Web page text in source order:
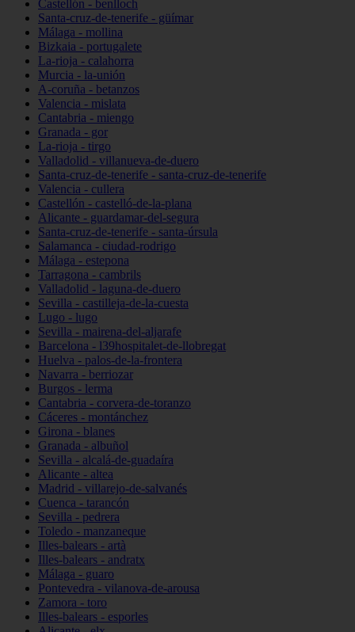
Castellón - benlloch
Santa-cruz-de-tenerife - güímar
Málaga - mollina
Bizkaia - portugalete
La-rioja - calahorra
Murcia - la-unión
A-coruña - betanzos
Valencia - mislata
Cantabria - miengo
Granada - gor
La-rioja - tirgo
Valladolid - villanueva-de-duero
Santa-cruz-de-tenerife - santa-cruz-de-tenerife
Valencia - cullera
Castellón - castelló-de-la-plana
Alicante - guardamar-del-segura
Santa-cruz-de-tenerife - santa-úrsula
Salamanca - ciudad-rodrigo
Málaga - estepona
Tarragona - cambrils
Valladolid - laguna-de-duero
Sevilla - castilleja-de-la-cuesta
Lugo - lugo
Sevilla - mairena-del-aljarafe
Barcelona - l39hospitalet-de-llobregat
Huelva - palos-de-la-frontera
Navarra - berriozar
Burgos - lerma
Cantabria - corvera-de-toranzo
Cáceres - montánchez
Girona - blanes
Granada - albuñol
Sevilla - alcalá-de-guadaíra
Alicante - altea
Madrid - villarejo-de-salvanés
Cuenca - tarancón
Sevilla - pedrera
Toledo - manzaneque
Illes-balears - artà
Illes-balears - andratx
Málaga - guaro
Pontevedra - vilanova-de-arousa
Zamora - toro
Illes-balears - esporles